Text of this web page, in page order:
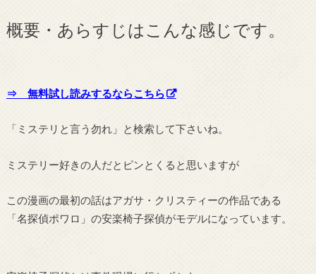
概要・あらすじはこんな感じです。
⇒ 無料試し読みするならこちら
「ミステリと言う勿れ」と検索して下さいね。
ミステリー好きの人だとピンとくると思いますが
この漫画の最初の話はアガサ・クリスティーの作品である
「名探偵ポワロ」の安楽椅子探偵がモデルになっています。